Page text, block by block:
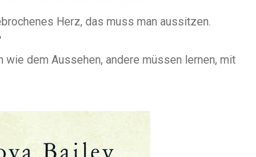
Herz, das muss man aussitzen.
dem Aussehen, andere müssen lernen, mit